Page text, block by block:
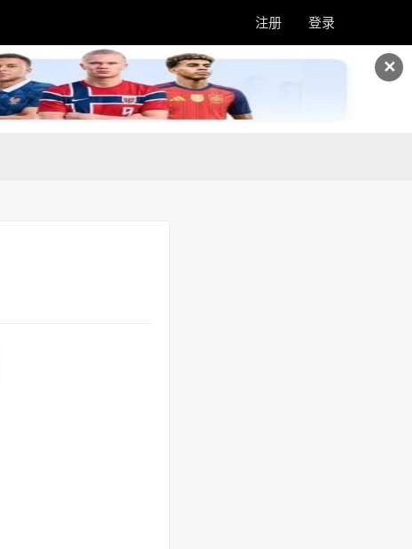
✕
注册 登录